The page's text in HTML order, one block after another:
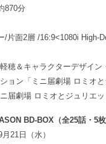
870分
/片面2層 /16:9<1080i High-
＆キャラクターデザイン
ン「ミニ届劇場 ロミオと
届劇場 ロミオとジュリエッ
BD-BOX（全25話・5枚
21日（水）